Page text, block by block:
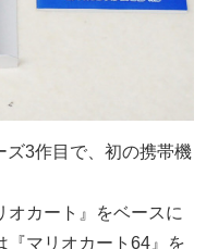
ズ3作目で、初の携帯機
オカート』をベースに
『マリオカート64』を